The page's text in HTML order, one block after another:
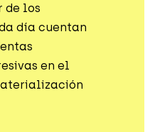
de los
día cuentan
en el